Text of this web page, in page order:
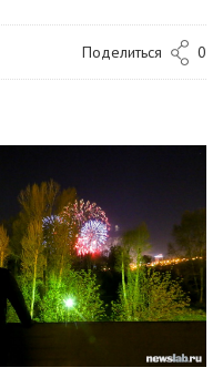
Поделиться 0